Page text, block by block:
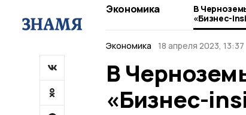
Экономика
В
«Бизнес-
Экономика 18 апреля 2023, 13:37
В
«Бизнес-